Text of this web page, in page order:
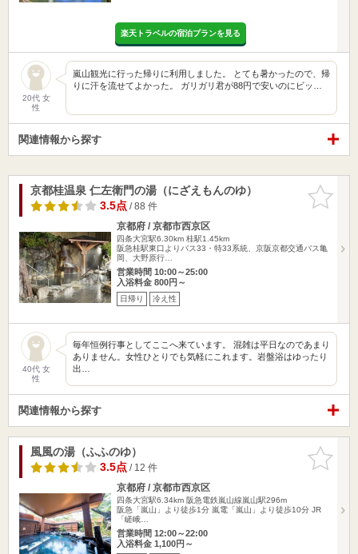
楽天トラベルの宿泊プランを見る
20代 女
性
嵐山観光に行った帰りに利用しました。 とても暑かったので、帰
りに汗を流せてよかった。 ガリガリ君が88円で安いのにビッ…
関連情報から探す
お気に入
りに追加
京都桂温泉 仁左衛門の湯（にざえもんのゆ）
3.5点/ 88 件
京都府 / 京都市西京区
四条大宮駅6.30km 桂駅1.45km
阪急桂駅東口よりバス33・特33系統、京阪京都交通バス亀
岡、大野原行…
営業時間 10:00～25:00
入浴料金 800円～
日帰り 冷え性
40代 女
性
毎年恒例行事としてここへ来ています。 混雑は平日なのであまり
ありません。女性ひとりでも気軽にこれます。岩盤浴はゆったり
出…
関連情報から探す
お気に入
りに追加
風風の湯（ふふのゆ）
3.5点/ 12 件
京都府 / 京都市西京区
四条大宮駅6.34km 阪急電鉄嵐山線嵐山駅296m
阪急「嵐山」より徒歩1分 嵐電「嵐山」より徒歩10分 JR
「嵯峨…
営業時間 12:00～22:00
入浴料金 1,100円～